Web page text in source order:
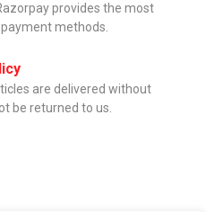
provides the most
methods.
are delivered without
be returned to us.